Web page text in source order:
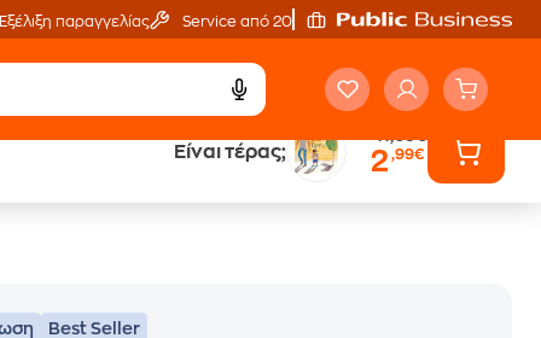
Εξέλιξη παραγγελίας Service από 20'
Είναι τέρας; 2,99€
Έλα στον κόσμο
Best Seller